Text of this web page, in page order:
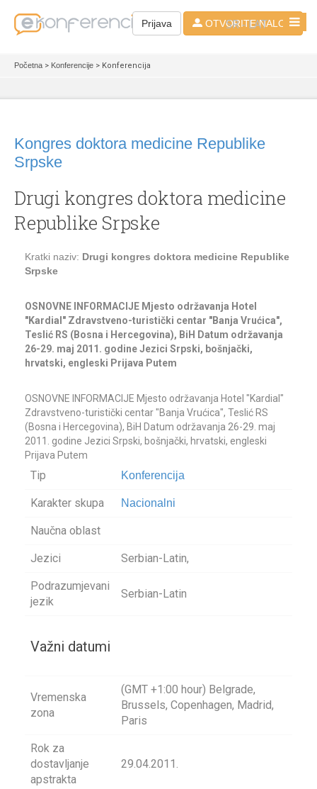
Prijava OTVORITE NALOG
SR - LAT
Početna > Konferencije > Konferencija
Kongres doktora medicine Republike
Srpske
Drugi kongres doktora medicine
Republike Srpske
Kratki naziv: Drugi kongres doktora medicine Republike
Srpske
OSNOVNE INFORMACIJE Mjesto održavanja Hotel
"Kardial" Zdravstveno-turistički centar "Banja Vrućica",
Teslić RS (Bosna i Hercegovina), BiH Datum održavanja
26-29. maj 2011. godine Jezici Srpski, bošnjački,
hrvatski, engleski Prijava Putem
OSNOVNE INFORMACIJE Mjesto održavanja Hotel "Kardial"
Zdravstveno-turistički centar "Banja Vrućica", Teslić RS
(Bosna i Hercegovina), BiH Datum održavanja 26-29. maj
2011. godine Jezici Srpski, bošnjački, hrvatski, engleski
Prijava Putem
Tip Konferencija
Karakter skupa Nacionalni
Naučna oblast
Jezici Serbian-Latin,
Podrazumjevani
jezik
Serbian-Latin
Važni datumi
Vremenska
zona
(GMT +1:00 hour) Belgrade,
Brussels, Copenhagen, Madrid,
Paris
Rok za
dostavljanje
apstrakta
29.04.2011.